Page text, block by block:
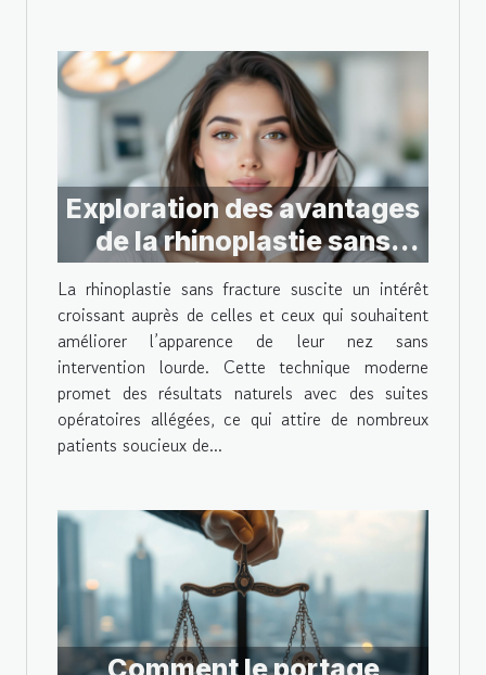
Exploration des avantages
de la rhinoplastie sans
fracture
La rhinoplastie sans fracture suscite un intérêt
croissant auprès de celles et ceux qui souhaitent
améliorer l’apparence de leur nez sans
intervention lourde. Cette technique moderne
promet des résultats naturels avec des suites
opératoires allégées, ce qui attire de nombreux
patients soucieux de...
Comment le portage